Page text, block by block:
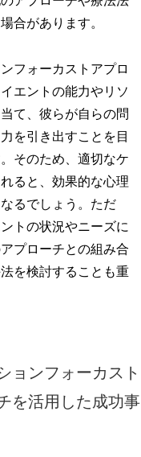
合があります。
フォーカストアプロ
エントの能力やリソ
て、彼らが自らの問
を引き出すことを目
そのため、適切なケ
ると、効果的な心理
るでしょう。ただ
トの状況やニーズに
プローチとの組み合
を検討することも重
ョンフォーカスト
を活用した成功事